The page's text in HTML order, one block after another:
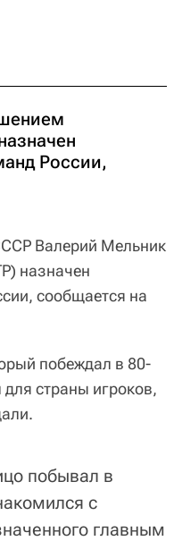
России,
Валерий Мельник
назначен
сообщается на
побеждал в 80-
страны игроков,
побывал в
с
главным